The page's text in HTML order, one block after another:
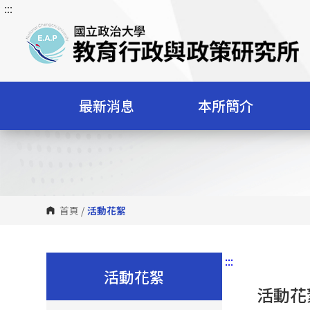
跳
內
塊
:::
最新消息 本所簡介
首頁 / 活動花絮
活動花絮
:::
活動